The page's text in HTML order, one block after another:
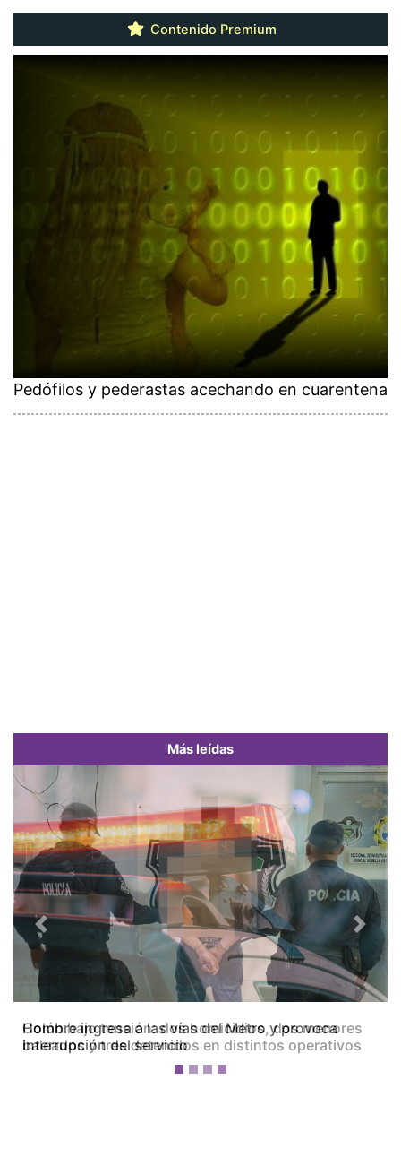
Contenido Premium
Pedófilos y pederastas acechando en cuarentena
Más leídas
Colón bajo tensión: dos homicidios, dos menores
baleados y tres detenidos en distintos operativos
Previous Next